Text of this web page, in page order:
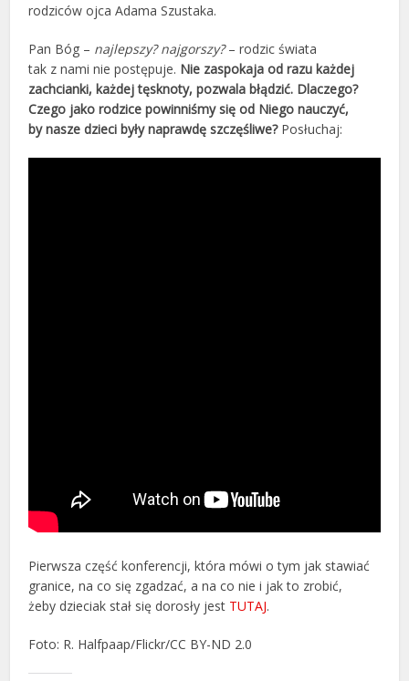
rodziców ojca Adama Szustaka.
Pan Bóg – najlepszy? najgorszy?– rodzic świata
tak z nami nie postępuje. Nie zaspokaja od razu każdej
zachcianki, każdej tęsknoty, pozwala błądzić. Dlaczego?
Czego jako rodzice powinniśmy się od Niego nauczyć,
by nasze dzieci były naprawdę szczęśliwe?Posłuchaj:
Pierwsza część konferencji, która mówi o tym jak stawiać
granice, na co się zgadzać, a na co nie i jak to zrobić,
żeby dzieciak stał się dorosły jest TUTAJ.
Foto: R. Halfpaap/Flickr/CC BY-ND 2.0